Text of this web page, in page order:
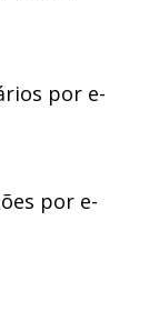
por e-
por e-